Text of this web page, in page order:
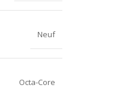
Neuf
Octa-Core